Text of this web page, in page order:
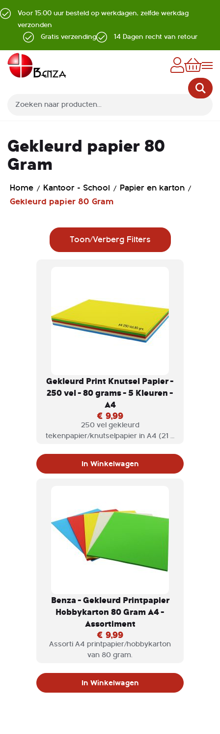
Voor 15:00 uur besteld op werkdagen, zelfde werkdag
verzonden
Gratis verzending
14 Dagen recht van retour
Gekleurd papier 80
Gram
Home Kantoor - School Papier en karton
Gekleurd papier 80 Gram
Toon/Verberg Filters
Gekleurd Print Knutsel Papier -
250 vel - 80 grams - 5 Kleuren -
A4
€ 9,99
250 vel gekleurd
tekenpapier/knutselpapier in A4 (21 x
In Winkelwagen
Benza - Gekleurd Printpapier
Hobbykarton 80 Gram A4 -
Assortiment
€ 9,99
Assorti A4 printpapier/hobbykarton
van 80 gram.
In Winkelwagen